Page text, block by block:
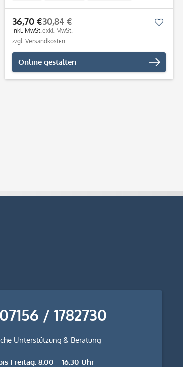
Individuell
36,70 €
inkl. MwSt.
30,84 €
exkl. MwSt.
zzgl. Versandkosten
Online gestalten
07156 / 1782730
Unterstützung & Beratung
Freitag: 8:00 – 16:30 Uhr